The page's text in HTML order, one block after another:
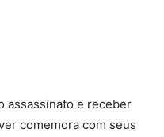
assassinato e receber
comemora com seus